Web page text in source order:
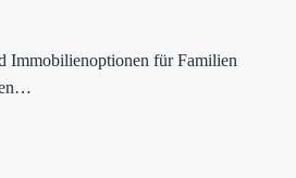
Immobilienoptionen für Familien